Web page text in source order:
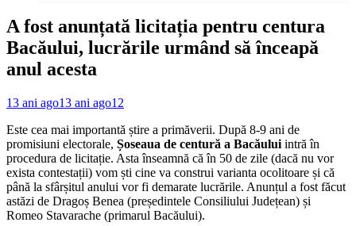
A fost anunțată licitația pentru centura
Bacăului, lucrările urmând să înceapă
anul acesta
13 ani ago13 ani ago12
Este cea mai importantă știre a primăverii. După 8-9 ani de
promisiuni electorale, Șoseaua de centură a Bacăului intră în
procedura de licitație. Asta înseamnă că în 50 de zile (dacă nu vor
exista contestații) vom ști cine va construi varianta ocolitoare și că
până la sfârșitul anului vor fi demarate lucrările. Anunțul a fost făcut
astăzi de Dragoș Benea (președintele Consiliului Județean) și
Romeo Stavarache (primarul Bacăului).